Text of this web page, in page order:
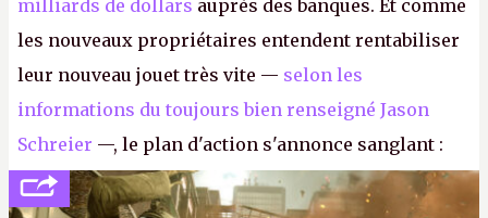
milliards de dollars auprès des banques. Et comme
les nouveaux propriétaires entendent rentabiliser
leur nouveau jouet très vite — selon les
informations du toujours bien renseigné Jason
Schreier —, le plan d'action s'annonce sanglant :
réductions de coûts drastiques, fermetures de
studios et licenciements massifs. En gros, essorer